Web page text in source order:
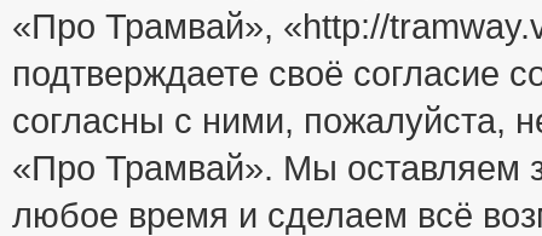
«Про Трамвай», «http://
подтверждаете своё
согласны с ними, пожалуйста,
«Про Трамвай». Мы оставляем
любое время и сделаем всё